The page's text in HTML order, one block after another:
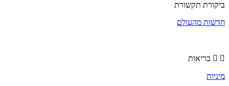
ביקורת תקשורת
חדשות מהעולם
בריאות
מיניות